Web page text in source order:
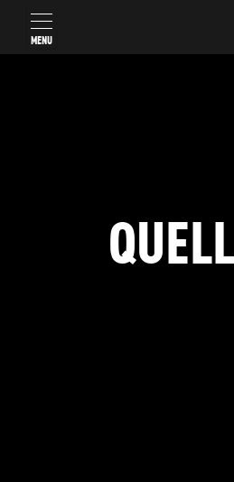
MENU